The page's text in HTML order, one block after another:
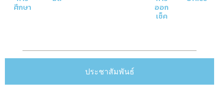
ภารกิจหลักของกองคลัง
Click Here
ศึกษา ออก
เช็ค
ประชาสัมพันธ์